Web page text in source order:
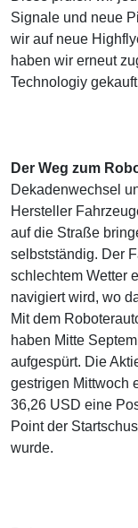
Signale und neue
wir auf neue
haben wir erneut
Technologiy
Der Weg zum
Dekadenwechsel
Hersteller
auf die Straße
selbstständig. Der
schlechtem Wetter
navigiert wird, wo
Mit dem
haben Mitte
aufgespürt. Die
gestrigen Mittwoch
36,26 USD eine
Point der
wurde.